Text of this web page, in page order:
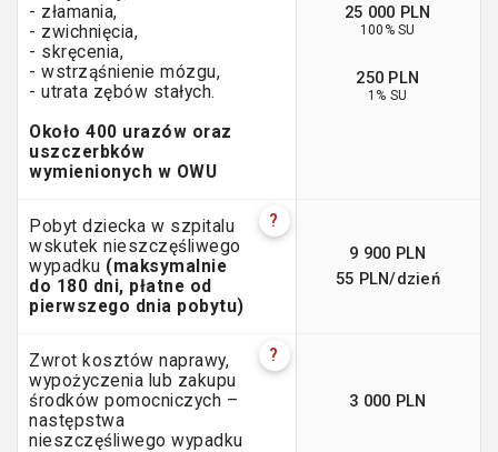
- złamania,
- zwichnięcia,
- skręcenia,
- wstrząśnienie mózgu,
- utrata zębów stałych.
Około 400 urazów oraz
uszczerbków
wymienionych w OWU
25 000 PLN
100% SU
250 PLN
1% SU
Pobyt dziecka w szpitalu
wskutek nieszczęśliwego
wypadku (maksymalnie
do 180 dni, płatne od
pierwszego dnia pobytu)
?
9 900 PLN
55 PLN/dzień
Zwrot kosztów naprawy,
wypożyczenia lub zakupu
środków pomocniczych –
następstwa
nieszczęśliwego wypadku
?
3 000 PLN